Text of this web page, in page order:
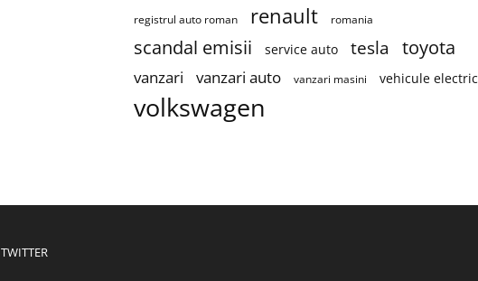
registrul auto roman renault romania
scandal emisii service auto tesla toyota
vanzari vanzari auto vanzari masini vehicule
volkswagen
TWITTER